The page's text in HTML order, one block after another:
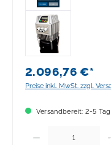
2.096,76 €*
Preise inkl. MwSt. zzgl.
Versandbereit: 2-5